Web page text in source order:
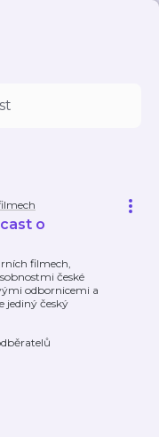
o
filmech,
české
odbornicemi a
jediný český